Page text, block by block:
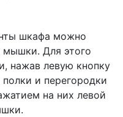
шкафа можно
Для этого
нажав левую кнопку
и перегородки
на них левой